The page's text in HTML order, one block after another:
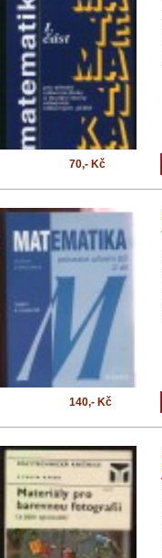
70,- Kč
140,- Kč